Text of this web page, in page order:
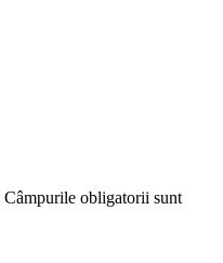
Câmpurile obligatorii sunt